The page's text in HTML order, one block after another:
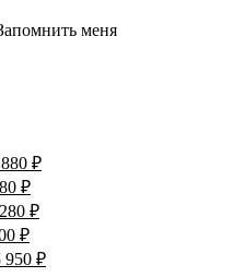
меня
₽
₽
₽
₽
950 ₽